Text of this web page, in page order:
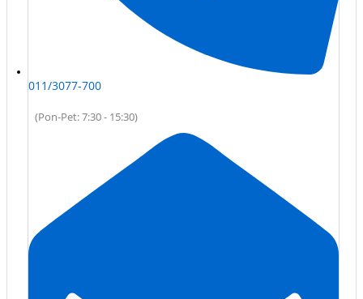
011/3077-700
(Pon-Pet: 7:30 - 15:30)